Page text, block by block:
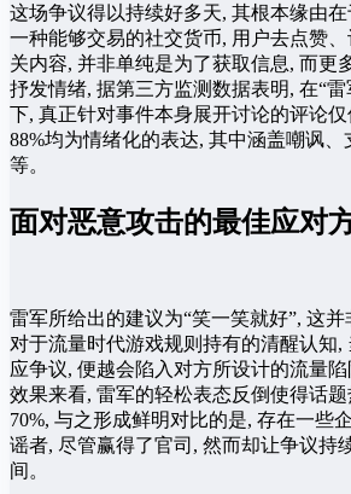
这场争议得以持续好多天, 其根本缘由
一种能够交易的社交货币, 用户去点赞
关内容, 并非单纯是为了获取信息, 而更
抒发情绪, 据第三方监测数据表明, 在“
下, 真正针对事件本身展开讨论的评论仅
88%均为情绪化的表达, 其中涵盖嘲讽
等。
面对恶意攻击的最佳应对
雷军所给出的建议为“笑一笑就好”, 这
对于流量时代游戏规则持有的清醒认知,
应争议, 便越会陷入对方所设计的流量
效果来看, 雷军的轻松表态反倒使得话
70%, 与之形成鲜明对比的是, 存在一些
谣者, 尽管赢得了官司, 然而却让争议持
间。